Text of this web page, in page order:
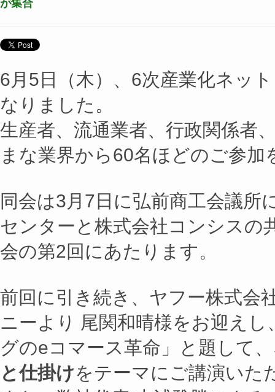
が集合
6月5日（木）、6次産業化ネッ
なりました。
生産者、流通業者、行政関係者
まな業界から60名ほどのご参
同会は3月7日に弘前商工会議所
センターと株式会社コンシスの
会の第2回にあたります。
前回に引き続き、ヤフー株式会
ニーより 尾関和晴様をお迎え
グのeコマース革命」と題して
と仕掛けをテーマにご講演いた